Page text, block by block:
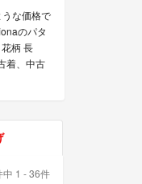
な価格で
のパタ
柄 長
着、中古
1 - 36件